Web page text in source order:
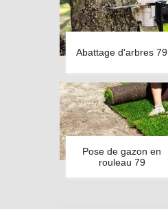
Abattage d'arbres 79
Pose de gazon en
rouleau 79